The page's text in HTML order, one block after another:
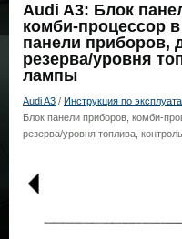
Audi A3: Блок
комби-процессор
панели приборов,
резерва/уровня
лампы
Audi A3 / Инструкция по
Блок панели приборов, комби-
резерва/уровня топлива,